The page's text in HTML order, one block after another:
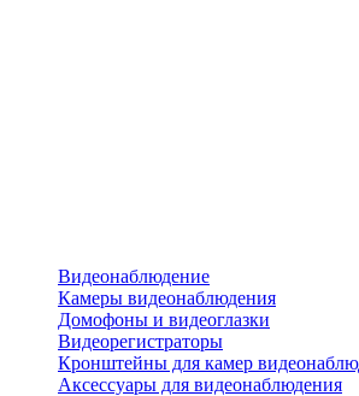
Видеонаблюдение
Камеры видеонаблюдения
Домофоны и видеоглазки
Видеорегистраторы
Кронштейны для камер
Аксессуары для видеонаблюдения